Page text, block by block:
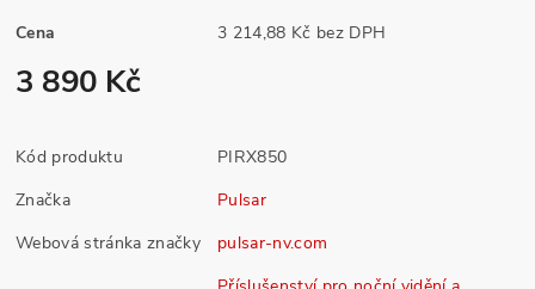
Cena 3 214,88 Kč bez DPH
3 890 Kč
Kód produktu
PIRX850
Značka
Pulsar
Webová stránka značky
pulsar-nv.com